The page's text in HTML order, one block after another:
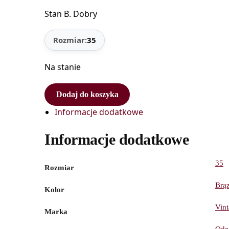
Stan B. Dobry
Rozmiar:35
Na stanie
Dodaj do koszyka
Informacje dodatkowe
Informacje dodatkowe
Rozmiar
35
Kolor
Marka